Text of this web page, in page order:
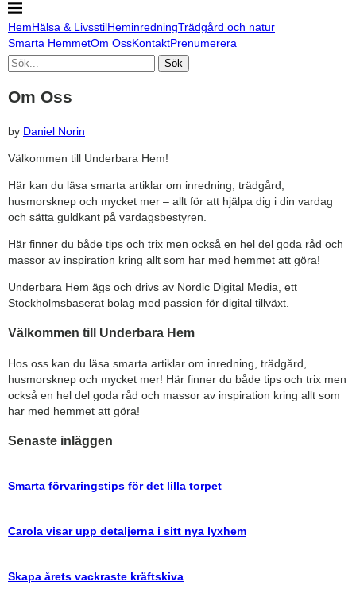
HemHälsa & LivsstilHeminredningTrädgård och natur
Smarta HemmetOm OssKontaktPrenumerera
Sök
Om Oss
by Daniel Norin
Välkommen till Underbara Hem!
Här kan du läsa smarta artiklar om inredning, trädgård,
husmorsknep och mycket mer – allt för att hjälpa dig i din vardag
och sätta guldkant på vardagsbestyren.
Här finner du både tips och trix men också en hel del goda råd och
massor av inspiration kring allt som har med hemmet att göra!
Underbara Hem ägs och drivs av Nordic Digital Media, ett
Stockholmsbaserat bolag med passion för digital tillväxt.
Välkommen till Underbara Hem
Hos oss kan du läsa smarta artiklar om inredning, trädgård,
husmorsknep och mycket mer! Här finner du både tips och trix men
också en hel del goda råd och massor av inspiration kring allt som
har med hemmet att göra!
Senaste inläggen
Smarta förvaringstips för det lilla torpet
Carola visar upp detaljerna i sitt nya lyxhem
Skapa årets vackraste kräftskiva